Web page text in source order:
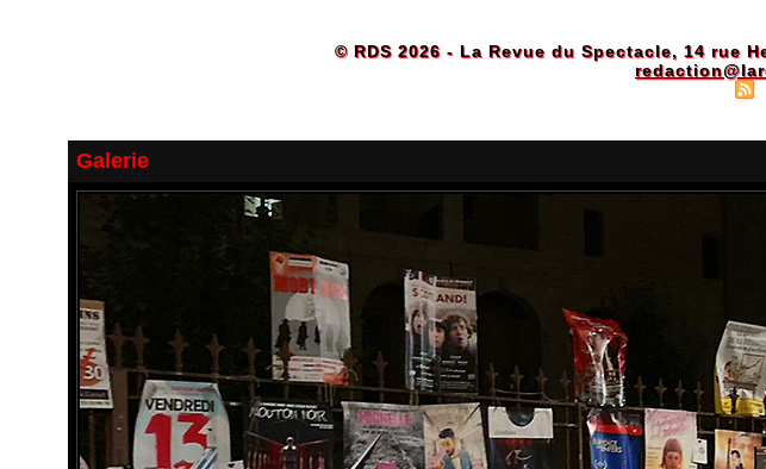
© RDS 2026 - La Revue du Spectacle, 14 rue
Galerie